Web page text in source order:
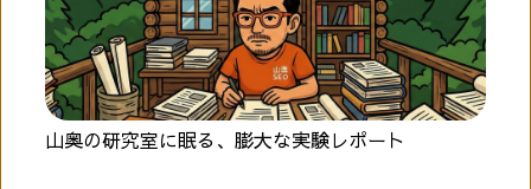
山奥の研究室に眠る、膨大な実験レポート